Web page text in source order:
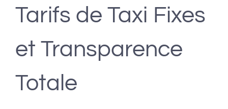
Tarifs de Taxi Fixes
et Transparence
Totale